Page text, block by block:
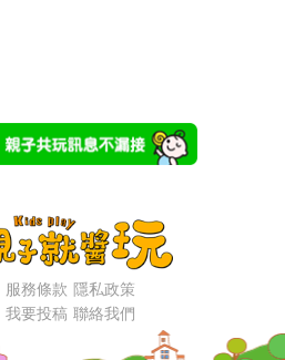
服務條款 隱私政策
我要投稿 聯絡我們